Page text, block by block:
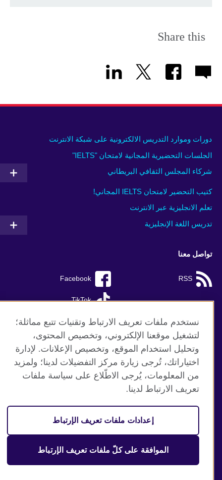
Share this
دورات وموارد التدريس الالكترونية على شبكة الانترنت
الجلسات التحضيرية المجانية لامتحان "IELTS"
شركاء المجلس الثقافي البريطاني
كتيب التحضير لامتحان IELTS المجاني!
تعلم الانجليزية عبر الانترنت
تدريس اللغة الإنجليزية
تواصل معنا
Facebook RSS
TikTok
موقع المجلس الثقافي البريطاني العالمي
الخصوصية وشروط الاستخدام
ملفات تعريف الإرتباط
خارطة الموقع
منظمة المملكة المتحدة الدولية للعلاقات الثقافية والفرص
نستخدم ملفات تعريف الارتباط وتقنيات تتبع مماثلة؛
لتشغيل موقعنا الإلكتروني، وتخصيص المحتوى،
وتحليل استخدام الموقع، وتخصيص الإعلانات. لإدارة
اختياراتك، تُرجى زيارة مركز التفضيلات لدينا؛ ولمزيد
من المعلومات، يُرجى الاطّلاع على سياسة ملفات
تعريف الارتباط لدينا.
إعدادات ملفات تعريف الإرتباط
الموافقة على كلّ ملفات تعريف الإرتباط